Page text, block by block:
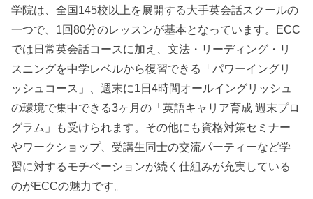
学院は、全国145校以上を展開する大手英会話スクールの
一つで、1回80分のレッスンが基本となっています。ECC
では日常英会話コースに加え、文法・リーディング・リ
スニングを中学レベルから復習できる「パワーイングリ
ッシュコース」、週末に1日4時間オールイングリッシュ
の環境で集中できる3ヶ月の「英語キャリア育成 週末プロ
グラム」も受けられます。その他にも資格対策セミナー
やワークショップ、受講生同士の交流パーティーなど学
習に対するモチベーションが続く仕組みが充実している
のがECCの魅力です。